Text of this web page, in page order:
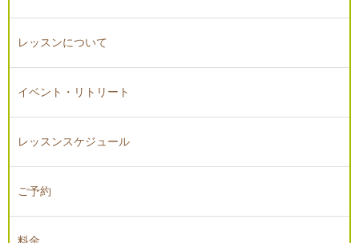
レッスンについて
イベント・リトリート
レッスンスケジュール
ご予約
料金